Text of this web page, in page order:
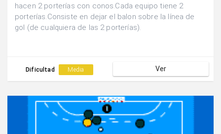
hacen 2 porterías con conos.Cada equipo tiene 2
porterías.Consiste en dejar el balon sobre la línea de
gol (de cualquiera de las 2 porterías).
Dificultad Media Ver